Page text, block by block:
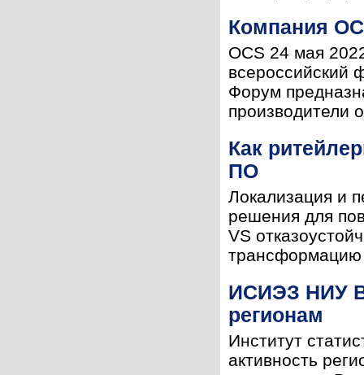
Компания
OCS 24 мая
всероссийский
Форум
производители
Как
ПО
Локализация и
решения для
VS
трансформацию
ИСИЭЗ НИУ
регионам
Институт
активность